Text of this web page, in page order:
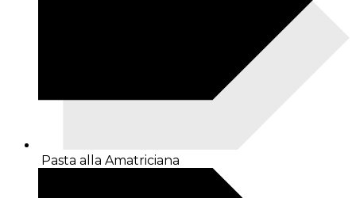
Pasta alla Amatriciana